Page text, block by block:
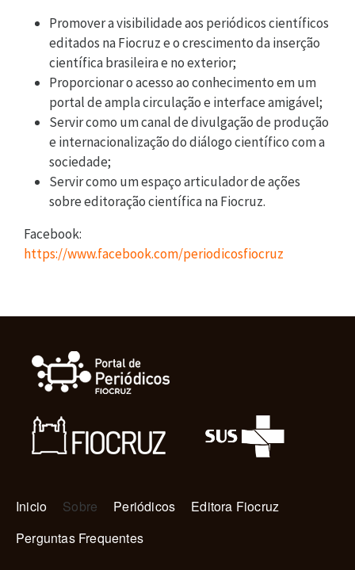
Promover a visibilidade aos periódicos científicos
editados na Fiocruz e o crescimento da inserção
científica brasileira e no exterior;
Proporcionar o acesso ao conhecimento em um
portal de ampla circulação e interface amigável;
Servir como um canal de divulgação de produção
e internacionalização do diálogo científico com a
sociedade;
Servir como um espaço articulador de ações
sobre editoração científica na Fiocruz.
Facebook:
https://www.facebook.com/periodicosfiocruz
Navegação principal
Inicio Sobre Periódicos
Editora Fiocruz
Perguntas Frequentes